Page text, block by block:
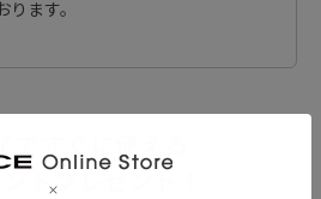
ます。
ですぐに使える
トプレゼント！